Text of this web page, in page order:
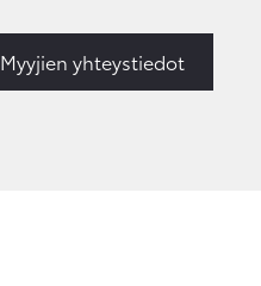
Myyjien yhteystiedot